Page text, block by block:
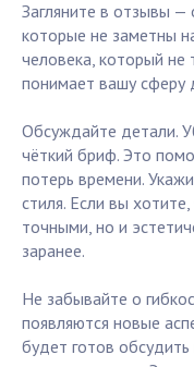
Загляните в отзывы —
которые не заметны
человека, который не
понимает вашу сферу
Обсуждайте детали.
чёткий бриф. Это
потерь времени.
стиля. Если вы
точными, но и
заранее.
Не забывайте о
появляются новые
будет готов